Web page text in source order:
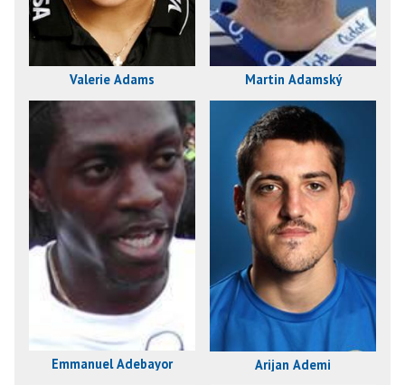
Valerie Adams Martin Adamský
Emmanuel Adebayor Arijan Ademi